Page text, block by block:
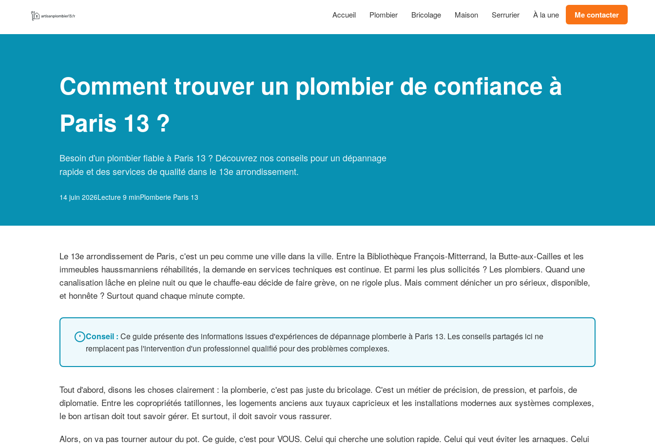
Accueil Plombier Bricolage Maison Serrurier À la une Me contacter
Comment trouver un plombier de confiance à
Paris 13 ?
Besoin d'un plombier fiable à Paris 13 ? Découvrez nos conseils pour un dépannage
rapide et des services de qualité dans le 13e arrondissement.
14 juin 2026Lecture 9 minPlomberie Paris 13
Le 13e arrondissement de Paris, c'est un peu comme une ville dans la ville. Entre la Bibliothèque François-Mitterrand, la Butte-aux-Cailles et les
immeubles haussmanniens réhabilités, la demande en services techniques est continue. Et parmi les plus sollicités ? Les plombiers. Quand une
canalisation lâche en pleine nuit ou que le chauffe-eau décide de faire grève, on ne rigole plus. Mais comment dénicher un pro sérieux, disponible,
et honnête ? Surtout quand chaque minute compte.
Conseil : Ce guide présente des informations issues d'expériences de dépannage plomberie à Paris 13. Les conseils partagés ici ne
remplacent pas l'intervention d'un professionnel qualifié pour des problèmes complexes.
Tout d'abord, disons les choses clairement : la plomberie, c'est pas juste du bricolage. C'est un métier de précision, de pression, et parfois, de
diplomatie. Entre les copropriétés tatillonnes, les logements anciens aux tuyaux capricieux et les installations modernes aux systèmes complexes,
le bon artisan doit tout savoir gérer. Et surtout, il doit savoir vous rassurer.
Alors, on va pas tourner autour du pot. Ce guide, c'est pour VOUS. Celui qui cherche une solution rapide. Celui qui veut éviter les arnaques. Celui